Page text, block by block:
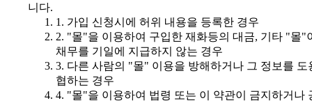
니다.
1. 가입 신청시에 허위 내용을 등록한 경우
채무를 기일에 지급하지 않는 경우
협하는 경우